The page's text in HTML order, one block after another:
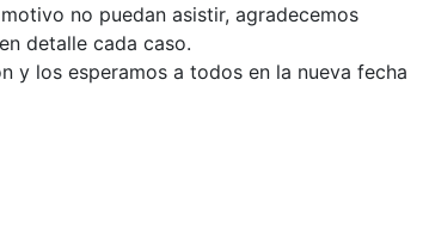
no puedan asistir, agradecemos
detalle cada caso.
y los esperamos a todos en la nueva fecha